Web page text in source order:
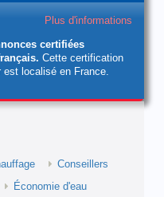
Plus d'informations
certifiées
Cette certification
est localisé en France.
Conseillers
Économie d'eau